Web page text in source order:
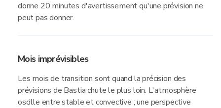
donne 20 minutes d'avertissement qu'une prévision ne
peut pas donner.
Mois imprévisibles
Les mois de transition sont quand la précision des
prévisions de Bastia chute le plus loin. L'atmosphère
oscille entre stable et convective ; une perspective